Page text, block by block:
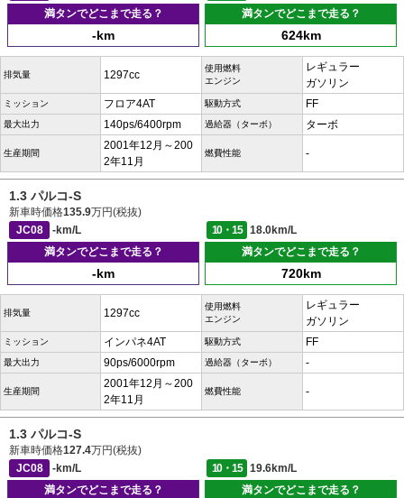
満タンでどこまで走る？
-km
満タンでどこまで走る？
624km
排気量 1297cc
使用燃料
エンジン
レギュラー
ガソリン
ミッション フロア4AT 駆動方式 FF
最大出力 140ps/6400rpm 過給器（ターボ） ターボ
生産期間
2001年12月～200
2年11月
燃費性能 -
1.3 パルコ-S
新車時価格135.9万円(税抜)
JC08
-km/L 10・15
18.0km/L
満タンでどこまで走る？
-km
満タンでどこまで走る？
720km
排気量 1297cc
使用燃料
エンジン
レギュラー
ガソリン
ミッション インパネ4AT 駆動方式 FF
最大出力 90ps/6000rpm 過給器（ターボ） -
生産期間
2001年12月～200
2年11月
燃費性能 -
1.3 パルコ-S
新車時価格127.4万円(税抜)
JC08
-km/L 10・15
19.6km/L
満タンでどこまで走る？
満タンでどこまで走る？